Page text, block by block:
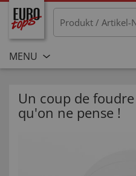
MENU
Un coup de
qu'on ne pense !